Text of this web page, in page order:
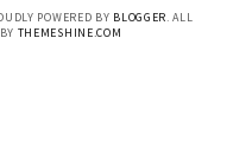
POWERED BY BLOGGER. ALL
THEMESHINE.COM